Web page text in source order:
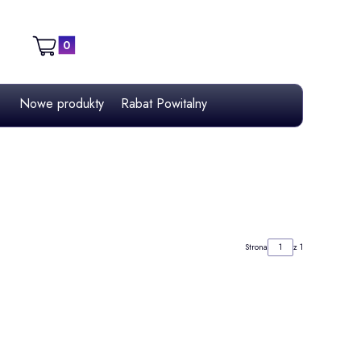
Produkty w koszyku: 0. Zobacz szczegóły
Koszyk
Nowe produkty Rabat Powitalny
Strona z 1